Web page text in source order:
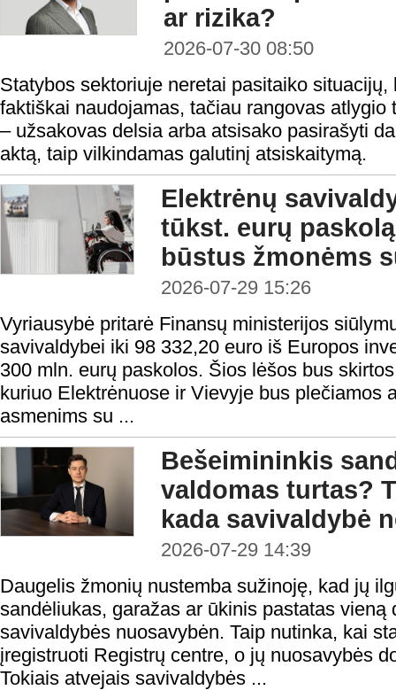
ar rizika?
2026-07-30 08:50
Statybos sektoriuje neretai pasitaiko
faktiškai naudojamas, tačiau rangovas
– užsakovas delsia arba atsisako pasirašyti
aktą, taip vilkindamas galutinį atsiskaitymą.
Elektrėnų
tūkst. eurų
būstus žmonėms
2026-07-29 15:26
Vyriausybė pritarė Finansų ministerijos
savivaldybei iki 98 332,20 euro iš Europos
300 mln. eurų paskolos. Šios lėšos bus
kuriuo Elektrėnuose ir Vievyje bus plečiamos
asmenims su ...
Bešeimininkis
valdomas turtas?
kada savivaldybė
2026-07-29 14:39
Daugelis žmonių nustemba sužinoję, kad jų
sandėliukas, garažas ar ūkinis pastatas vieną
savivaldybės nuosavybėn. Taip nutinka, kai
įregistruoti Registrų centre, o jų nuosavybės
Tokiais atvejais savivaldybės ...